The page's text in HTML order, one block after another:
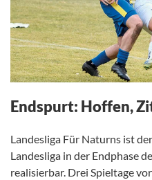
Endspurt: Hoffen,
Landesliga Für Naturns ist
Landesliga in der Endphase
realisierbar. Drei Spieltage